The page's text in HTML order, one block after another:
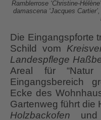
Ramblerrose ‘Christine-
damascena ‘Jacques
Die Eingangspforte
Schild vom
Landespflege
Areal für
Eingangsbereich
Ecke des
Gartenweg führt die
Holzbackofen